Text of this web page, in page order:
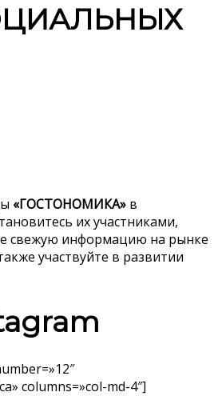
«ГОСТОНОМИКА» в
их участниками,
свежую информацию на рынке
участвуйте в развитии
columns=»col-md-4″]